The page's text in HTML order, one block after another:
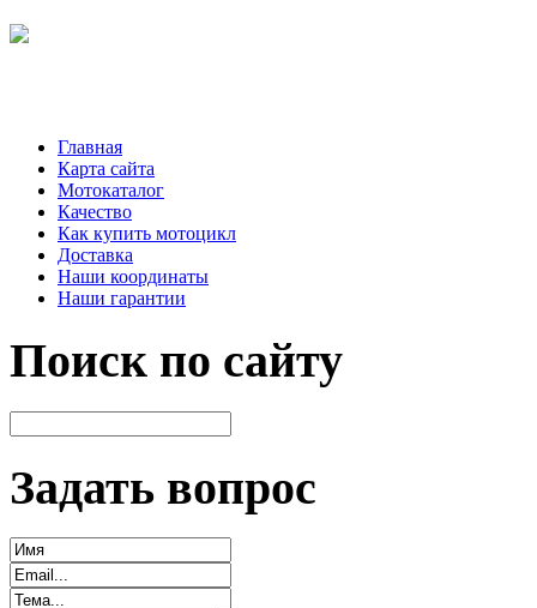
Главная
Карта сайта
Мотокаталог
Качество
Как купить мотоцикл
Доставка
Наши координаты
Наши гарантии
Поиск по сайту
Задать вопрос